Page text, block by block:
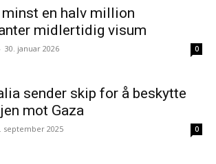
en halv million
midlertidig visum
- 30. januar 2026 0
sender skip for å beskytte
mot Gaza
september 2025 0